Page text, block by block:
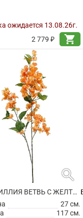
ожидается 13.08.26г.
2 779 ₽
shopping_cart
search
БУГЕНВИЛЛИЯ ВЕТВЬ С ЖЕЛТО-ОРАНЖЕВЫМИ ЦВЕТАМИ ИСКУССТВЕННАЯ
27 см.
117 см.